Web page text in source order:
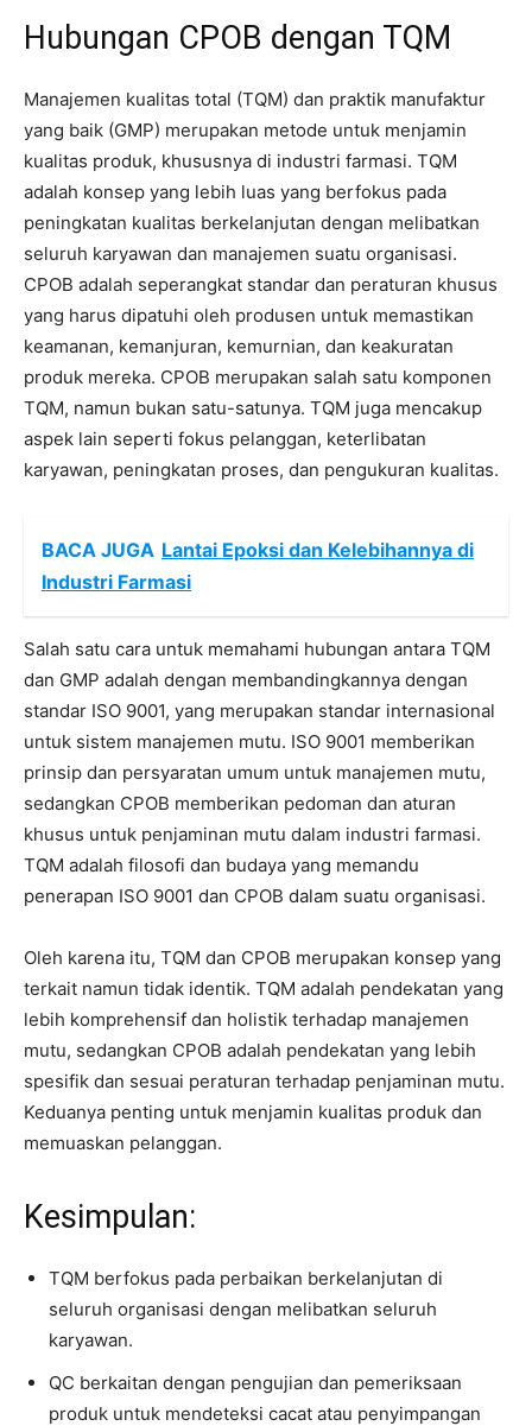
Hubungan CPOB dengan TQM
Manajemen kualitas total (TQM) dan praktik manufaktur
yang baik (GMP) merupakan metode untuk menjamin
kualitas produk, khususnya di industri farmasi. TQM
adalah konsep yang lebih luas yang berfokus pada
peningkatan kualitas berkelanjutan dengan melibatkan
seluruh karyawan dan manajemen suatu organisasi.
CPOB adalah seperangkat standar dan peraturan khusus
yang harus dipatuhi oleh produsen untuk memastikan
keamanan, kemanjuran, kemurnian, dan keakuratan
produk mereka. CPOB merupakan salah satu komponen
TQM, namun bukan satu-satunya. TQM juga mencakup
aspek lain seperti fokus pelanggan, keterlibatan
karyawan, peningkatan proses, dan pengukuran kualitas.
BACA JUGA Lantai Epoksi dan Kelebihannya di
Industri Farmasi
Salah satu cara untuk memahami hubungan antara TQM
dan GMP adalah dengan membandingkannya dengan
standar ISO 9001, yang merupakan standar internasional
untuk sistem manajemen mutu. ISO 9001 memberikan
prinsip dan persyaratan umum untuk manajemen mutu,
sedangkan CPOB memberikan pedoman dan aturan
khusus untuk penjaminan mutu dalam industri farmasi.
TQM adalah filosofi dan budaya yang memandu
penerapan ISO 9001 dan CPOB dalam suatu organisasi.
Oleh karena itu, TQM dan CPOB merupakan konsep yang
terkait namun tidak identik. TQM adalah pendekatan yang
lebih komprehensif dan holistik terhadap manajemen
mutu, sedangkan CPOB adalah pendekatan yang lebih
spesifik dan sesuai peraturan terhadap penjaminan mutu.
Keduanya penting untuk menjamin kualitas produk dan
memuaskan pelanggan.
Kesimpulan:
TQM berfokus pada perbaikan berkelanjutan di
seluruh organisasi dengan melibatkan seluruh
karyawan.
QC berkaitan dengan pengujian dan pemeriksaan
produk untuk mendeteksi cacat atau penyimpangan